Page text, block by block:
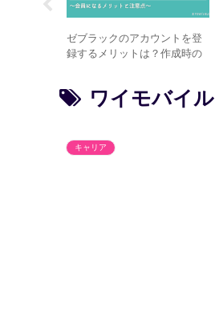
ゼブラックのアカウントを登
録するメリットは？作成時の
ワイモバイル
キャリア